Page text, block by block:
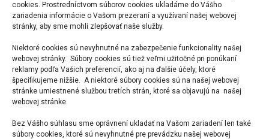
cookies. Prostredníctvom súborov cookies ukladáme do Vášho
zariadenia informácie o Vašom prezeraní a využívaní našej webovej
stránky, aby sme mohli zlepšovať naše služby.
Niektoré cookies sú nevyhnutné na zabezpečenie funkcionality našej
webovej stránky. Súbory cookies sú tiež veľmi užitočné pri ponúkaní
reklamy podľa Vašich preferencií, ako aj na ďalšie účely, ktoré
špecifikujeme nižšie. A niektoré súbory cookies sú na našej webovej
stránke umiestnené službou tretích strán, ktoré sa objavujú na našej
webovej stránke.
Bez Vášho súhlasu sme oprávnení ukladať na Vašom zariadení len také
súbory cookies, ktoré sú nevyhnutné pre prevádzku našej webovej
This content is restricted.